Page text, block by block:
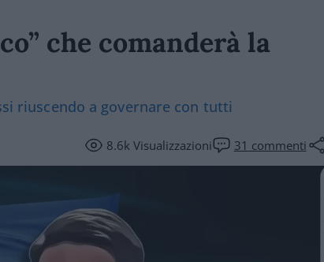
che comanderà la
riuscendo a governare con tutti
8.6kVisualizzazioni 31 commenti